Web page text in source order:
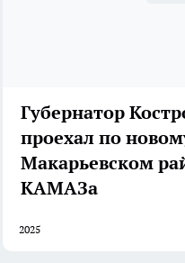
Губернатор
проехал по
Макарьевском
КАМАЗа
2025